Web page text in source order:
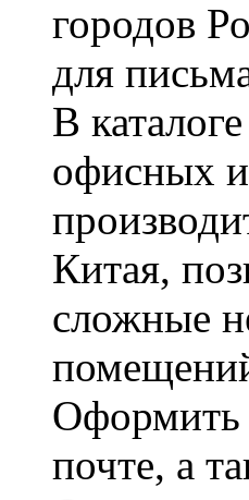
городов
для
В
офисных
Китая,
сложные
Оформить
почте, а